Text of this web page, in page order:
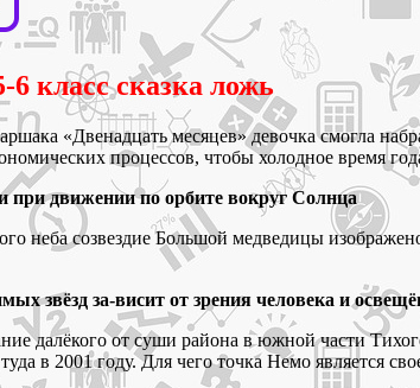
6 класс сказка ложь
«Двенадцать месяцев» девочка смогла
процессов, чтобы холодное время
при движении по орбите вокруг Солнца
неба созвездие Большой медведицы
звёзд за-висит от зрения человека и
далёкого от суши района в южной части
в 2001 году. Для чего точка Немо является